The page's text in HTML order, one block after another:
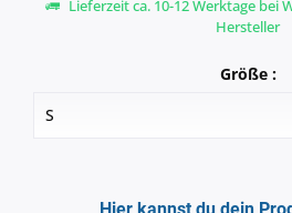
Lieferzeit ca. 10-12 Werktage bei
Hersteller
Größe :